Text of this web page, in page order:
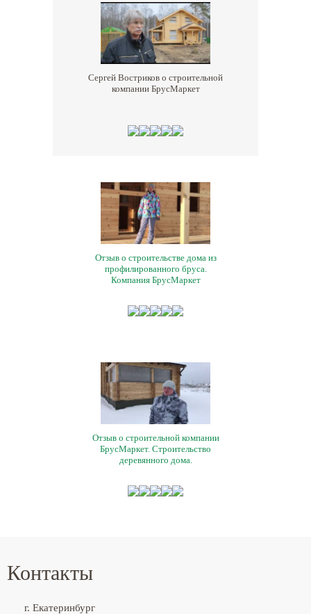
Сергей Востриков о строительной
компании БрусМаркет
Отзыв о строительстве дома из
профилированного бруса.
Компания БрусМаркет
Отзыв о строительной компании
БрусМаркет. Строительство
деревянного дома.
Контакты
г. Екатеринбург